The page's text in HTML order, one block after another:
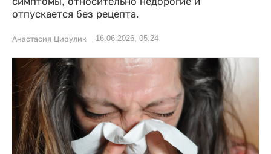
отпускается без рецепта.
Анастасия Цирулик 16.06.2026, 05:24